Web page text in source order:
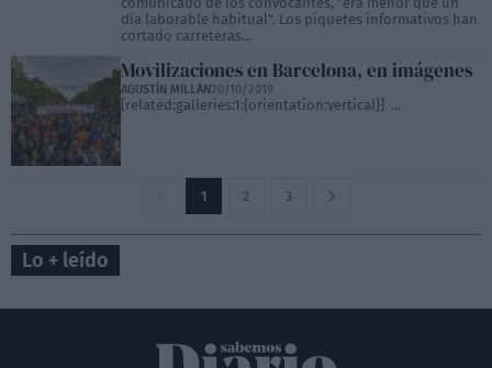
día laborable habitual". Los piquetes informativos han
cortado carreteras...
Movilizaciones en Barcelona, en imágenes
AGUSTÍN MILLÁN20/10/2019
[related:galleries:1:{orientation:vertical}] ...
1 2 3
Lo + leído